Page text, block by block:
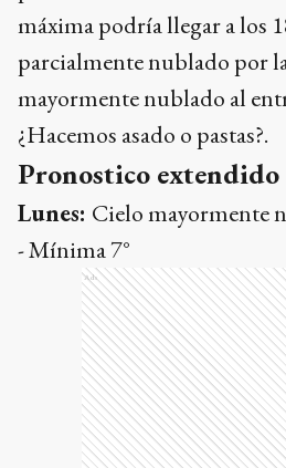
máxima podría llegar a los
parcialmente nublado por
mayormente nublado al
¿Hacemos asado o pastas?.
Pronostico extendido
Lunes: Cielo mayormente
- Mínima 7°
Ads